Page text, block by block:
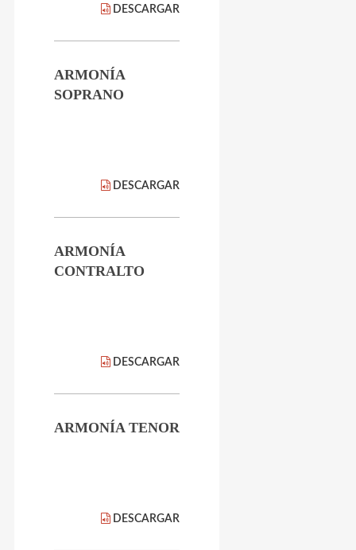
DESCARGAR
ARMONÍA
SOPRANO
DESCARGAR
ARMONÍA
CONTRALTO
DESCARGAR
ARMONÍA TENOR
DESCARGAR